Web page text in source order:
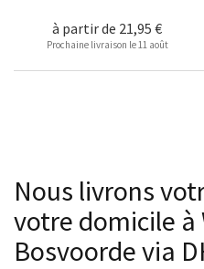
à partir de 21,95 €
Prochaine livraison le 11 août
Nous livrons
votre domicile
Bosvoorde via